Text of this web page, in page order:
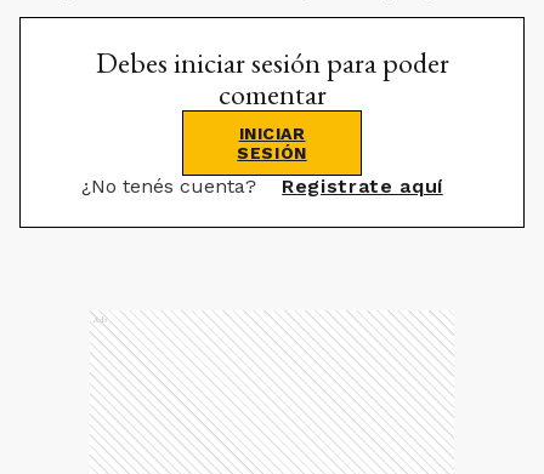
Debes iniciar sesión para poder
comentar
INICIAR
SESIÓN
¿No tenés cuenta? Registrate aquí
Ads